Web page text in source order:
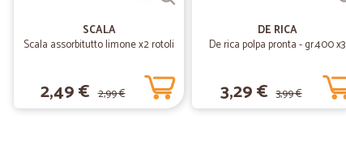
SCALA
Scala assorbitutto limone x2 rotoli
2,49 € 2,99 €
DE RICA
De rica polpa pronta - gr.400 x3
3,29 € 3,99 €